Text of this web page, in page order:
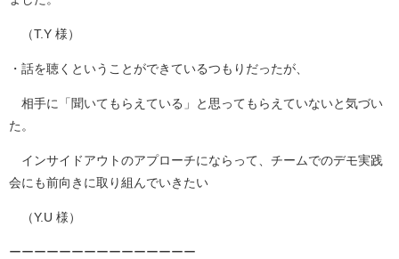
（T.Y 様）
・話を聴くということができているつもりだったが、
相手に「聞いてもらえている」と思ってもらえていないと気づい
た。
インサイドアウトのアプローチにならって、チームでのデモ実践
会にも前向きに取り組んでいきたい
（Y.U 様）
ーーーーーーーーーーーーーーー